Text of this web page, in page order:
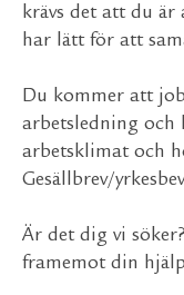
krävs det att du är
har lätt för att
Du kommer att
arbetsledning och
arbetsklimat och
Gesällbrev/
Är det dig vi
framemot din